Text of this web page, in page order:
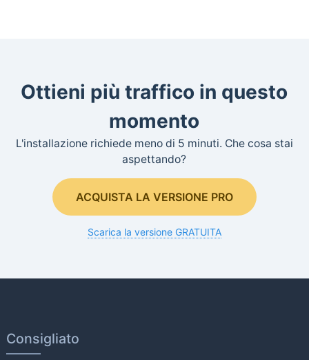
Ottieni più traffico in questo
momento
L'installazione richiede meno di 5 minuti. Che cosa stai
aspettando?
ACQUISTA LA VERSIONE PRO
Scarica la versione GRATUITA
Consigliato